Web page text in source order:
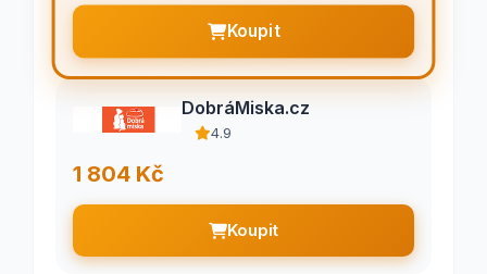
Koupit
DobráMiska.cz
4.9
1 804 Kč
Koupit